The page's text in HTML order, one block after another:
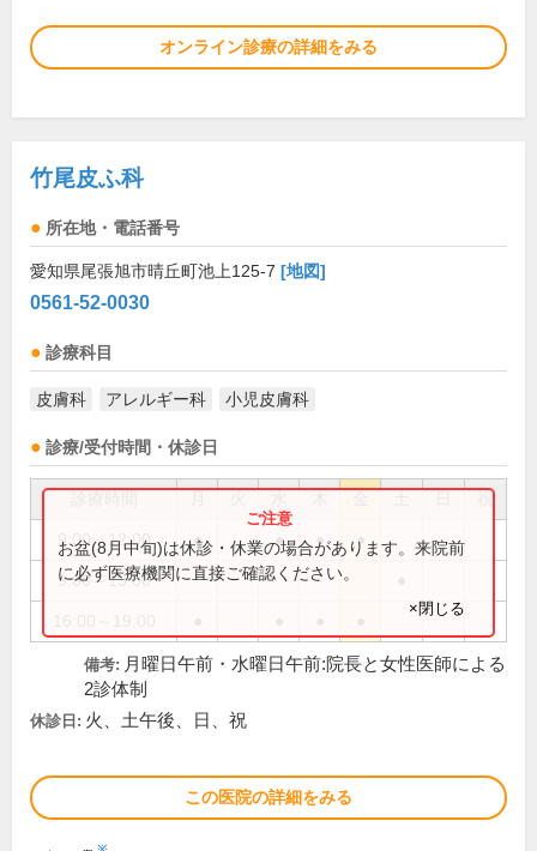
オンライン診療の詳細をみる
竹尾皮ふ科
所在地・電話番号
愛知県尾張旭市晴丘町池上125-7 [地図]
0561-52-0030
診療科目
皮膚科 アレルギー科 小児皮膚科
診療/受付時間・休診日
祝
9:00～12:00 ● ● ● ●
9:00～13:00
お盆(8月中旬)は休診・休業の場合があります。来院前
に必ず医療機関に直接ご確認ください。
×閉じる
備考: 月曜日午前・水曜日午前:院長と女性医師による
2診体制
休診日: 火、土午後、日、祝
この医院の詳細をみる